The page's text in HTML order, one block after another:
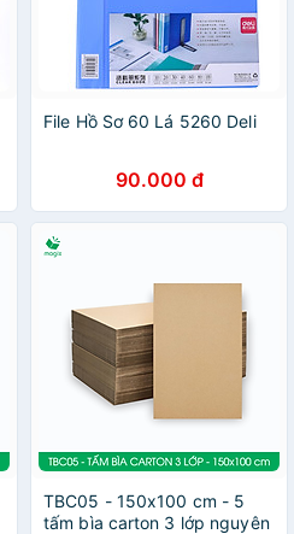
File Hồ Sơ 60 Lá 5260 Deli
90.000 đ
TBC05 - 150x100 cm - 5
tấm bìa carton 3 lớp nguyên